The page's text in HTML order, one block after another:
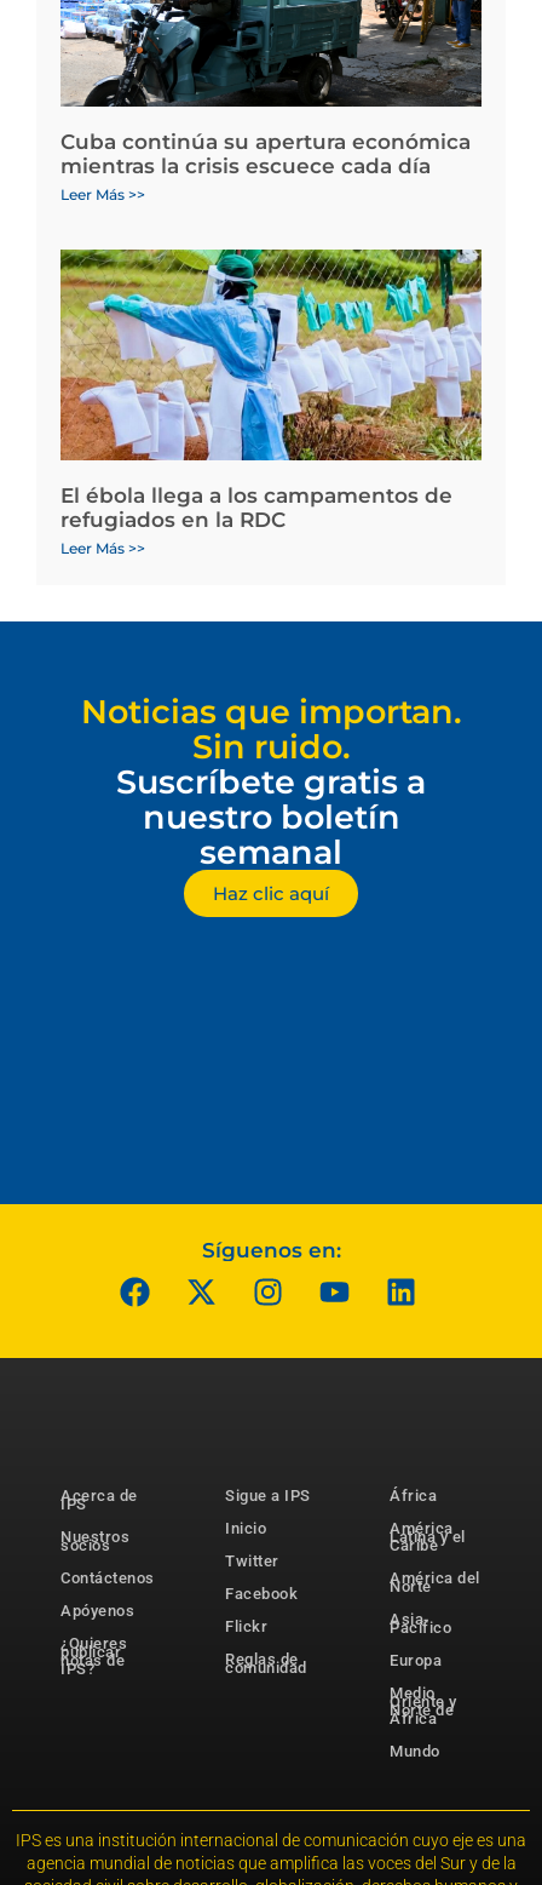
Cuba continúa su apertura económica
mientras la crisis escuece cada día
Leer Más >>
El ébola llega a los campamentos de
refugiados en la RDC
Leer Más >>
Noticias que importan.
Sin ruido.
Suscríbete gratis a
nuestro boletín
semanal
Haz clic aquí
Síguenos en:
Acerca de
IPS
Nuestros
socios
Contáctenos
Apóyenos
¿Quieres
publicar
notas de
IPS?
Sigue a IPS
Inicio
Twitter
Facebook
Flickr
Reglas de
comunidad
África
América
Latina y el
Caribe
América del
Norte
Asia-
Pacífico
Europa
Medio
Oriente y
Norte de
África
Mundo
IPS es una institución internacional de comunicación cuyo eje es una
agencia mundial de noticias que amplifica las voces del Sur y de la